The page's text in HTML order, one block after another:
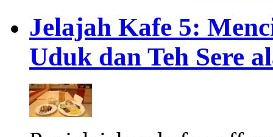
Jelajah Kafe 5:
Uduk dan Teh Sere